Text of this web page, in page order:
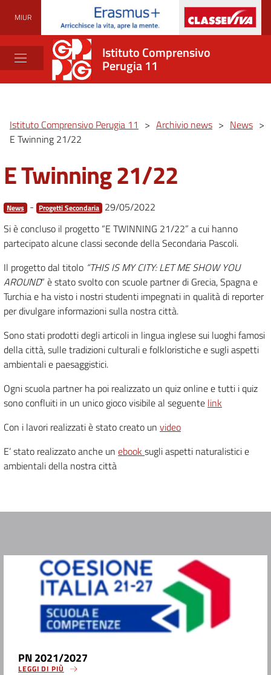
MIUR
Istituto Comprensivo
Perugia 11
Istituto Comprensivo Perugia 11 > Archivio news > News >
E Twinning 21/22
E Twinning 21/22
News - Progetti Secondaria 29/05/2022
Si è concluso il progetto “E TWINNING 21/22” a cui hanno
partecipato alcune classi seconde della Secondaria Pascoli.
Il progetto dal titolo “THIS IS MY CITY: LET ME SHOW YOU
AROUND” è stato svolto con scuole partner di Grecia, Spagna e
Turchia e ha visto i nostri studenti impegnati in qualità di reporter
per divulgare informazioni sulla nostra città.
Sono stati prodotti degli articoli in lingua inglese sui luoghi famosi
della città, sulle tradizioni culturali e folkloristiche e sugli aspetti
ambientali e paesaggistici.
Ogni scuola partner ha poi realizzato un quiz online e tutti i quiz
sono confluiti in un unico gioco visibile al seguente link
Con i lavori realizzati è stato creato un video
E’ stato realizzato anche un ebook sugli aspetti naturalistici e
ambientali della nostra città
PN 2021/2027
LEGGI DI PIÙ